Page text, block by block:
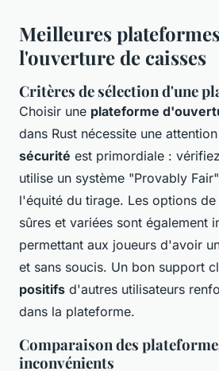
Meilleures
l'ouverture de caisses
Critères de sélection d'une
Choisir une plateforme
dans Rust nécessite une
sécurité est primordiale :
utilise un système "Provably
l'équité du tirage. Les options de
sûres et variées sont également
permettant aux joueurs d'avoir
et sans soucis. Un bon support
positifs d'autres utilisateurs
dans la plateforme.
Comparaison des
inconvénients